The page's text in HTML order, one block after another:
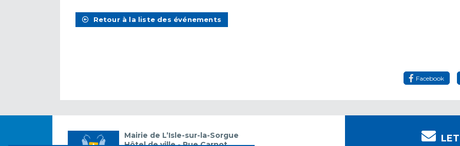
Retour à la liste des événements
Facebook
Mairie de L’Isle-sur-la-Sorgue